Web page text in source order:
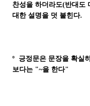
찬성을 하더라도(반대도
대한 설명을 덧 붙힌다.
º 긍정문은 문장을 확실
보다는 "~을 한다"